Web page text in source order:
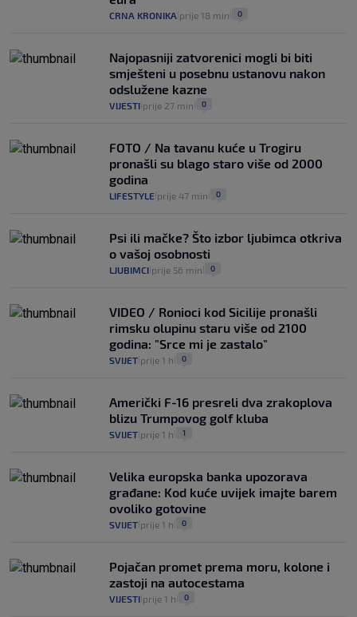
CRNA KRONIKA prije 18 min 0
Najopasniji zatvorenici mogli bi biti
smješteni u posebnu ustanovu nakon
odslužene kazne
VIJESTI prije 27 min 0
FOTO / Na tavanu kuće u Trogiru
pronašli su blago staro više od 2000
godina
LIFESTYLE prije 47 min 0
Psi ili mačke? Što izbor ljubimca otkriva
o vašoj osobnosti
LJUBIMCI prije 56 min 0
VIDEO / Ronioci kod Sicilije pronašli
rimsku olupinu staru više od 2100
godina: "Srce mi je zastalo"
SVIJET prije 1 h 0
Američki F-16 presreli dva zrakoplova
blizu Trumpovog golf kluba
SVIJET prije 1 h 1
Velika europska banka upozorava
građane: Kod kuće uvijek imajte barem
ovoliko gotovine
SVIJET prije 1 h 0
Pojačan promet prema moru, kolone i
zastoji na autocestama
VIJESTI prije 1 h 0